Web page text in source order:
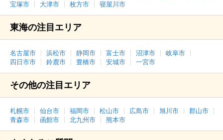
宝塚市
大津市 枚方市 寝屋川市
東海の注目エリア
名古屋市 浜松市 静岡市 富士市 沼津市
岐阜市
四日市市
鈴鹿市 豊橋市 安城市 一宮市
その他の注目エリア
札幌市 仙台市 福岡市 松山市 広島市 旭川市
郡山市
青森市
函館市 北九州市 熊本市